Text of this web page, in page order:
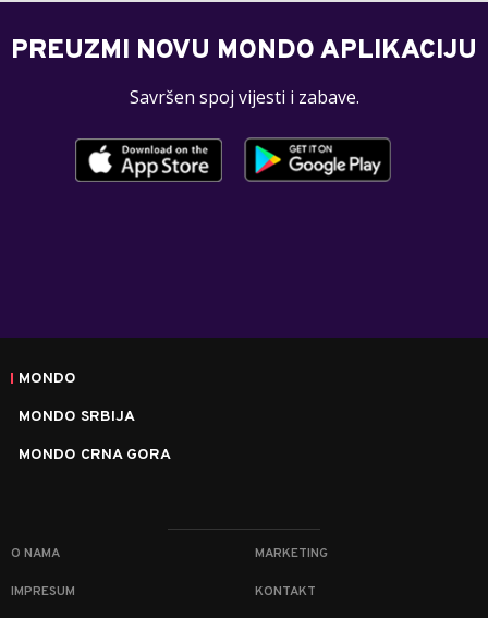
PREUZMI NOVU MONDO APLIKACIJU
Savršen spoj vijesti i zabave.
MONDO
MONDO SRBIJA
MONDO CRNA GORA
O NAMA MARKETING
IMPRESUM KONTAKT